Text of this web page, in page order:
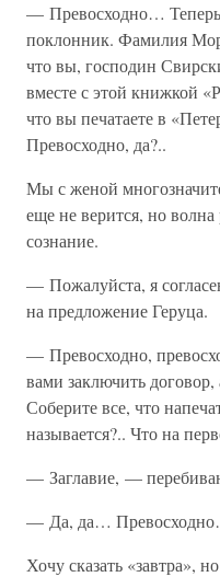
— Превосходно…
поклонник. Фамилия
что вы, господин
вместе с этой книжкой
что вы печатаете в
Превосходно, да?..
Мы с женой
еще не верится, но
сознание.
— Пожалуйста, я
на предложение Геруца.
— Превосходно,
вами заключить
Соберите все, что
называется?.. Что на
— Заглавие, —
— Да, да…
Хочу сказать «завтра»,